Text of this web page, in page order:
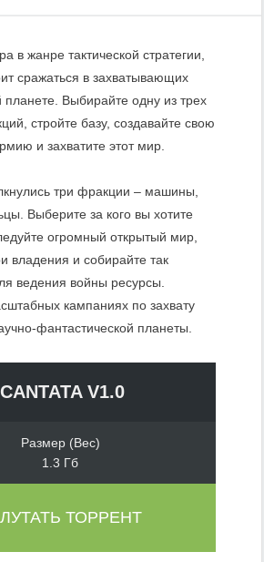
в жанре тактической стратегии,
сражаться в захватывающих
планете. Выбирайте одну из трех
стройте базу, создавайте свою
и захватите этот мир.
три фракции – машины,
Выберите за кого вы хотите
огромный открытый мир,
владения и собирайте так
ведения войны ресурсы.
кампаниях по захвату
фантастической планеты.
CANTATA V1.0
Размер (Вес)
1.3 Гб
ТОРРЕНТ